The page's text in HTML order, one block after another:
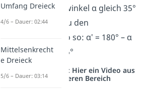
Wenn der Innenwinkel α gleich 35°
ist, berechnest du den
Außenwinkel also so: α′ = 180° – α
= 180° – 35° = 145°
Studyflix vernetzt: Hier ein Video aus
einem anderen Bereich
Umfang Dreieck
4/6 – Dauer: 02:44
Mittelsenkrecht
e Dreieck
5/6 – Dauer: 03:14